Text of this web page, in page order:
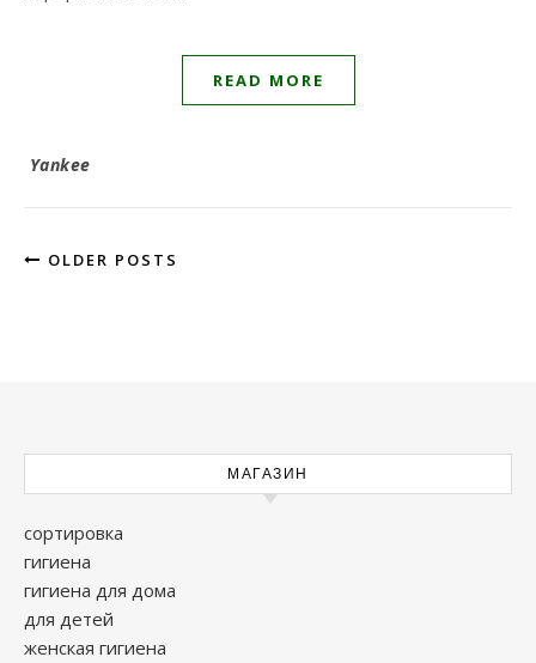
READ MORE
Yankee
OLDER POSTS
МАГАЗИН
сортировка
гигиена
гигиена для дома
для детей
женская гигиена